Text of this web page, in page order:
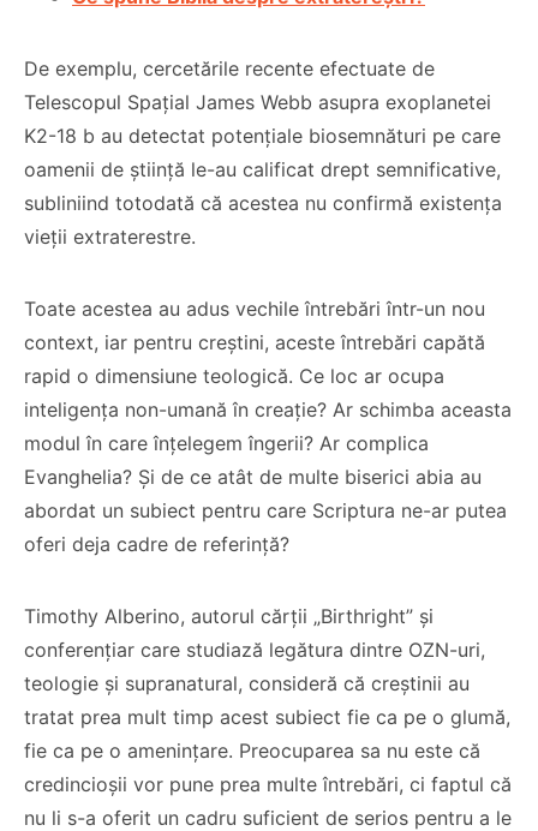
De exemplu, cercetările recente efectuate de
Telescopul Spațial James Webb asupra exoplanetei
K2-18 b au detectat potențiale biosemnături pe care
oamenii de știință le-au calificat drept semnificative,
subliniind totodată că acestea nu confirmă existența
vieții extraterestre.
Toate acestea au adus vechile întrebări într-un nou
context, iar pentru creștini, aceste întrebări capătă
rapid o dimensiune teologică. Ce loc ar ocupa
inteligența non-umană în creație? Ar schimba aceasta
modul în care înțelegem îngerii? Ar complica
Evanghelia? Și de ce atât de multe biserici abia au
abordat un subiect pentru care Scriptura ne-ar putea
oferi deja cadre de referință?
Timothy Alberino, autorul cărții „Birthright” și
conferențiar care studiază legătura dintre OZN-uri,
teologie și supranatural, consideră că creștinii au
tratat prea mult timp acest subiect fie ca pe o glumă,
fie ca pe o amenințare. Preocuparea sa nu este că
credincioșii vor pune prea multe întrebări, ci faptul că
nu li s-a oferit un cadru suficient de serios pentru a le